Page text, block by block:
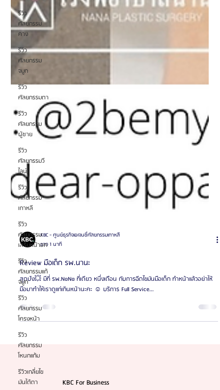
รีวิว
ศัลยกรรม
คาง
รีวิว
ศัลยกรรม
จมูก
รีวิว
ศัลยกรรมตา
รีวิว
ศัลยกรรม
ผู้ชาย
รีวิว
ศัลยกรรมวี
ไลน์
รีวิว
ศัลยกรรม
เกาหลี
รีวิว
ศัลยกรรม
เสริมหน้าอก
รีวิว
ศัลยกรรมแก้
จมูก
รีวิว
ศัลยกรรม
โครงหน้า
รีวิว
ศัลยกรรม
โหนกแก้ม
รีวิวเกลี่ยไข
มันใต้ตา
KBC - ศูนย์ธุรกิจเอเจนซี่ศัลยกรรมเกาหลี
ยาว 1 นาที
Review มือเด็ก รพ.นานะ
สุดปัง💥 มีที่ รพ.NaNa ที่เดียว หนึ่งเดือน กับการฉีดไขมันมือเด็ก ทำหน้าแล้วอย่าให้